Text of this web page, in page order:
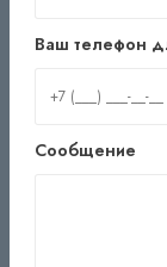
Ваш телефон
Сообщение